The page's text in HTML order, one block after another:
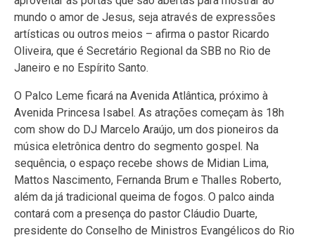
mundo o amor de Jesus, seja através de expressões
artísticas ou outros meios – afirma o pastor Ricardo
Oliveira, que é Secretário Regional da SBB no Rio de
Janeiro e no Espírito Santo.
O Palco Leme ficará na Avenida Atlântica, próximo à
Avenida Princesa Isabel. As atrações começam às 18h
com show do DJ Marcelo Araújo, um dos pioneiros da
música eletrônica dentro do segmento gospel. Na
sequência, o espaço recebe shows de Midian Lima,
Mattos Nascimento, Fernanda Brum e Thalles Roberto,
além da já tradicional queima de fogos. O palco ainda
contará com a presença do pastor Cláudio Duarte,
presidente do Conselho de Ministros Evangélicos do Rio